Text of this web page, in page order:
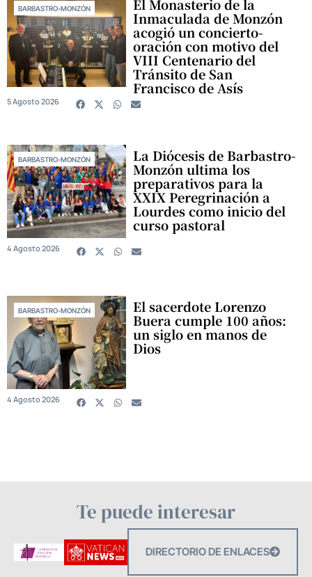
BARBASTRO-MONZÓN El Monasterio de la
Inmaculada de Monzón
acogió un concierto-
oración con motivo del
VIII Centenario del
Tránsito de San
Francisco de Asís
5 Agosto 2026
BARBASTRO-MONZÓN La Diócesis de Barbastro-
Monzón ultima los
preparativos para la
XXIX Peregrinación a
Lourdes como inicio del
curso pastoral
4 Agosto 2026
BARBASTRO-MONZÓN El sacerdote Lorenzo
Buera cumple 100 años:
un siglo en manos de
Dios
4 Agosto 2026
Te puede interesar
DIRECTORIO DE ENLACES